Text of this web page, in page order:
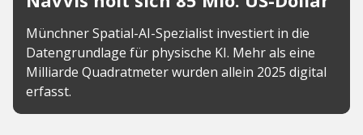
Münchner Spatial-AI-Spezialist investiert in die
Datengrundlage für physische KI. Mehr als eine
Milliarde Quadratmeter wurden allein 2025 digital
erfasst.